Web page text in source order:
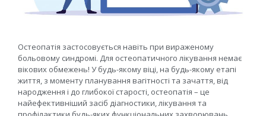
Остеопатія застосовується навіть при вираженому
больовому синдромі. Для остеопатичного лікування немає
вікових обмежень! У будь-якому віці, на будь-якому етапі
життя, з моменту планування вагітності та зачаття, від
народження і до глибокої старості, остеопатія – це
найефективніший засіб діагностики, лікування та